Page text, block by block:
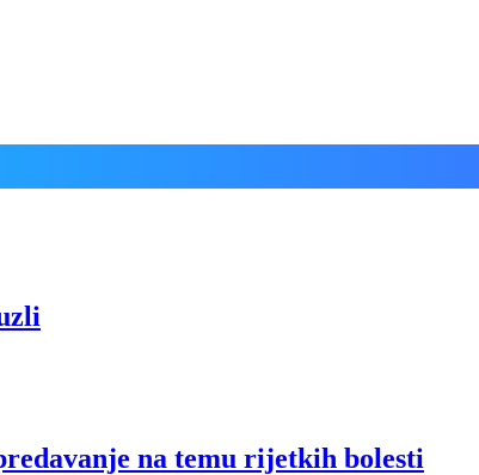
na temu rijetkih bolesti